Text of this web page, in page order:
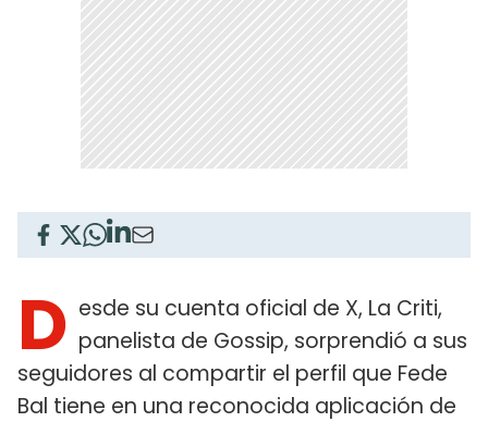
D esde su cuenta oficial de X, La Criti,
panelista de Gossip, sorprendió a sus
seguidores al compartir el perfil que Fede
Bal tiene en una reconocida aplicación de